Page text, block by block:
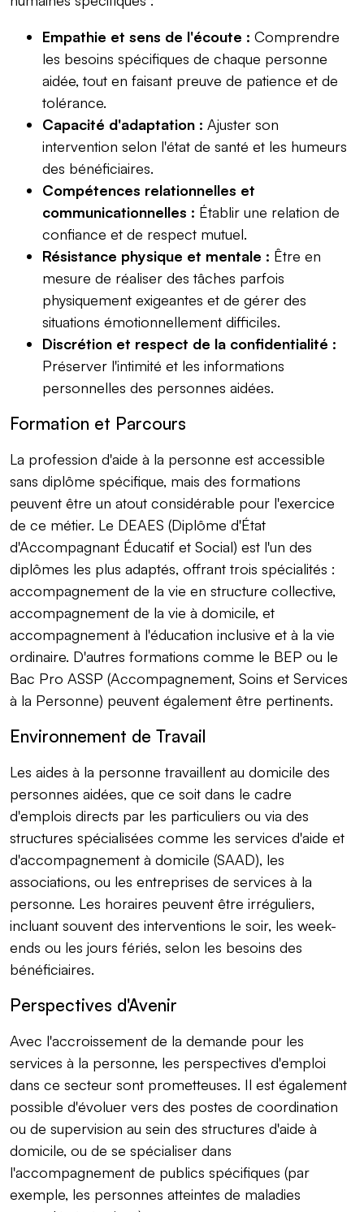
Empathie et sens de l'écoute : Comprendre
les besoins spécifiques de chaque personne
aidée, tout en faisant preuve de patience et de
tolérance.
Capacité d'adaptation : Ajuster son
intervention selon l'état de santé et les humeurs
des bénéficiaires.
Compétences relationnelles et
communicationnelles : Établir une relation de
confiance et de respect mutuel.
Résistance physique et mentale : Être en
mesure de réaliser des tâches parfois
physiquement exigeantes et de gérer des
situations émotionnellement difficiles.
Discrétion et respect de la confidentialité :
Préserver l'intimité et les informations
personnelles des personnes aidées.
Formation et Parcours
La profession d'aide à la personne est accessible
sans diplôme spécifique, mais des formations
peuvent être un atout considérable pour l'exercice
de ce métier. Le DEAES (Diplôme d'État
d'Accompagnant Éducatif et Social) est l'un des
diplômes les plus adaptés, offrant trois spécialités :
accompagnement de la vie en structure collective,
accompagnement de la vie à domicile, et
accompagnement à l'éducation inclusive et à la vie
ordinaire. D'autres formations comme le BEP ou le
Bac Pro ASSP (Accompagnement, Soins et Services
à la Personne) peuvent également être pertinents.
Environnement de Travail
Les aides à la personne travaillent au domicile des
personnes aidées, que ce soit dans le cadre
d'emplois directs par les particuliers ou via des
structures spécialisées comme les services d'aide et
d'accompagnement à domicile (SAAD), les
associations, ou les entreprises de services à la
personne. Les horaires peuvent être irréguliers,
incluant souvent des interventions le soir, les week-
ends ou les jours fériés, selon les besoins des
bénéficiaires.
Perspectives d'Avenir
Avec l'accroissement de la demande pour les
services à la personne, les perspectives d'emploi
dans ce secteur sont prometteuses. Il est également
possible d'évoluer vers des postes de coordination
ou de supervision au sein des structures d'aide à
domicile, ou de se spécialiser dans
l'accompagnement de publics spécifiques (par
exemple, les personnes atteintes de maladies